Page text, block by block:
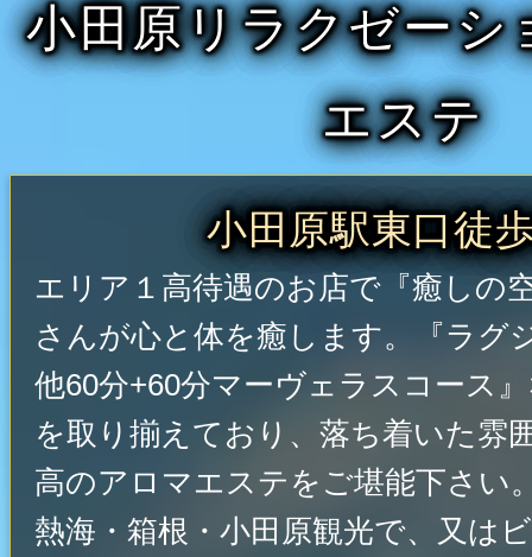
小田原リラクゼーシ
エステ
小田原駅東口徒
エリア１高待遇のお店で『癒しの
さんが心と体を癒します。『ラグ
他60分+60分マーヴェラスコース
を取り揃えており、落ち着いた雰
高のアロマエステをご堪能下さい
熱海・箱根・小田原観光で、又は